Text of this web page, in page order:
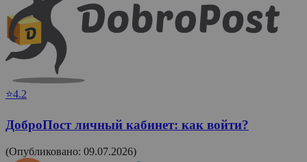
⭐4.2
ДоброПост личный кабинет: как войти?
(Опубликовано: 09.07.2026)